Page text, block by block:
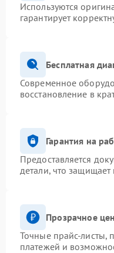
Используются
гарантирует
Бесплатная
Современное
восстановление в
Гарантия на
Предоставляется
детали, что
Прозрачное
Точные прайс-листы,
платежей и